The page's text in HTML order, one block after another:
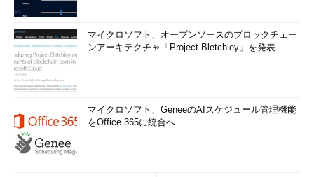
マイクロソフト、オープンソースのブロックチェー
ンアーキテクチャ「Project Bletchley」を発表
マイクロソフト、GeneeのAIスケジュール管理機能
をOffice 365に統合へ